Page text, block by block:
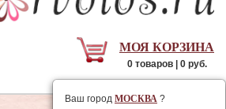
МОЯ КОРЗИНА
0 товаров | 0 руб.
Ваш город МОСКВА ?